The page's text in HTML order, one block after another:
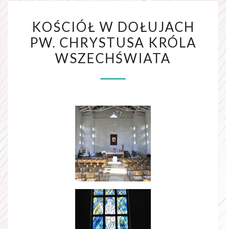
W
KOŚCIÓŁ W DOŁUJACH
PW. CHRYSTUSA KRÓLA
WSZECHŚWIATA